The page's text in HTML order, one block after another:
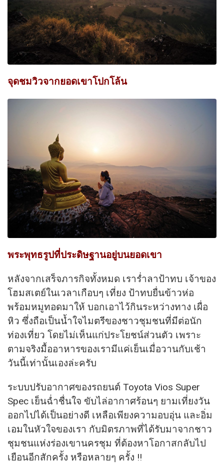
จุดชมวิวจากยอดเขาโปกโล้น
พระพุทธรูปที่ประดิษฐานอยู่บนยอดเขา
หลังจากเสร็จภารกิจทั้งหมด เรารํ่าลาป้าทบ เจ้าของ
โฮมสเตย์ในเวลาเกือบๆ เที่ยง ป้าทบยื่นข้าวห่อ
พร้อมหมูทอดมาให้ บอกเอาไว้กินระหว่างทาง เผื่อ
หิว ซึ่งถือเป็นนํ้าใจไมตรีของชาวชุมชนที่มีต่อนัก
ท่องเที่ยว โดยไม่เห็นแก่ประโยชน์ส่วนตัว เพราะ
ตามจริงมื้ออาหารของเรามีแค่เย็นเมื่อวานกับเช้า
วันนี้เท่านั้นเองล่ะครับ
ระบบปรับอากาศของรถยนต์ Toyota Vios Super
Spec เย็นฉ่ำชื่นใจ ขับไล่อากาศร้อนๆ ยามเที่ยงวัน
ออกไปได้เป็นอย่างดี เหลือเพียงความอบอุ่น และอิ่ม
เอมในหัวใจของเรา กับมิตรภาพที่ได้รับมาจากชาว
ชุมชนแห่งร่องเขานครชุม ที่ต้องหาโอกาสกลับไป
เยือนอีกสักครั้ง หรือหลายๆ ครั้ง !!